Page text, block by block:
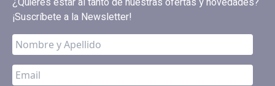
¡Suscríbete a la Newsletter!